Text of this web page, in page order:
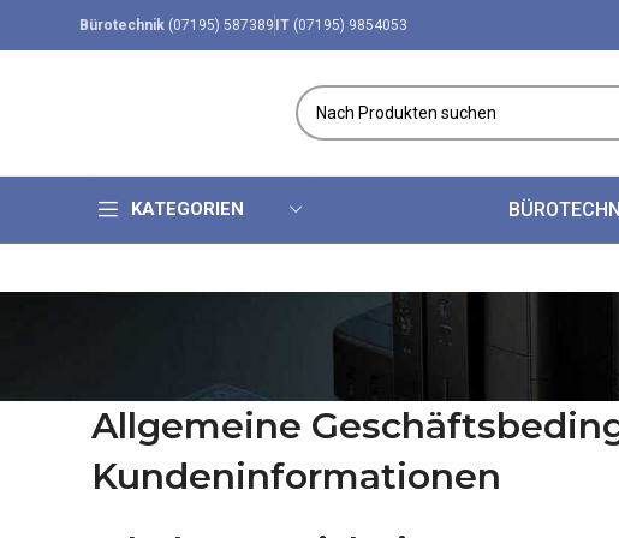
Bürotechnik (07195) 587389 IT (07195) 9854053
KATEGORIEN
Allgemeine
Kundeninformationen